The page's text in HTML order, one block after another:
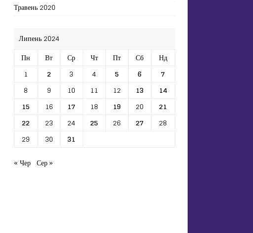
Травень 2020
Липень 2024
Пн
Вт Ср Чт Пт Сб
Нд
1
2 3 4 5 6
7
8
9 10 11 12 13
14
15
16 17 18 19 20
21
22
23 24 25 26 27
28
29
30
31
« Чер Сер »